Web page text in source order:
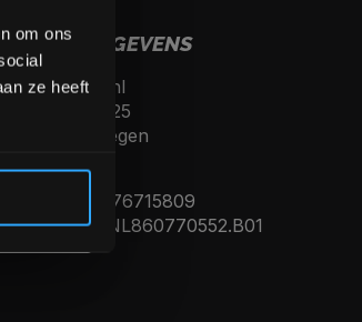
om ons
ze heeft
Kerkenbos 10125
6546 BJ, Nijmegen
nummer: 76715809
nummer: NL860770552.B01